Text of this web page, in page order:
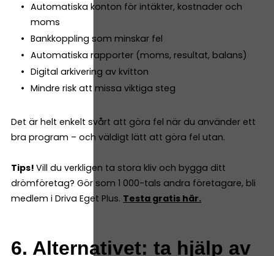
Automatiska konton för intäkter, kostnader och
moms
Bankkoppling som minskar fel
Automatiska rapporter (moms, resultat, balans)
Digital arkivering av kvitton
Mindre risk att missa viktiga steg
Det är helt enkelt svårt att göra fel när du använder ett
bra program – och väldigt lätt att göra fel utan.
Tips! Vill du verkligen ta stora kliv och bygga ditt
drömföretag? Gör som 1 000-tals andra företagare, bli
medlem i Driva Eget Plus. Testa gratis här.
6. Alternativet: ta hjälp av